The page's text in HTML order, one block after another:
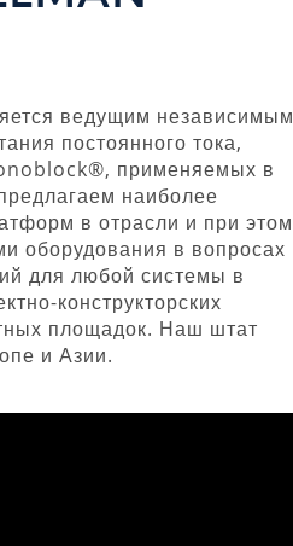
ведущим независимым
постоянного тока,
применяемых в
наиболее
в отрасли и при этом
оборудования в вопросах
для любой системы в
конструкторских
площадок. Наш штат
и Азии.